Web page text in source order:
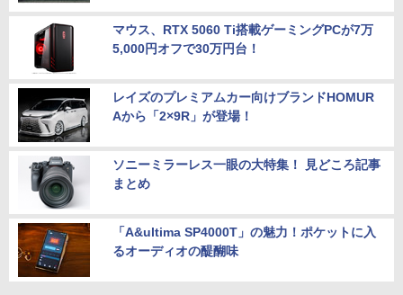
マウス、RTX 5060 Ti搭載ゲーミングPCが7万
5,000円オフで30万円台！
レイズのプレミアムカー向けブランドHOMUR
Aから「2×9R」が登場！
ソニーミラーレス一眼の大特集！ 見どころ記事
まとめ
「A&ultima SP4000T」の魅力！ポケットに入
るオーディオの醍醐味